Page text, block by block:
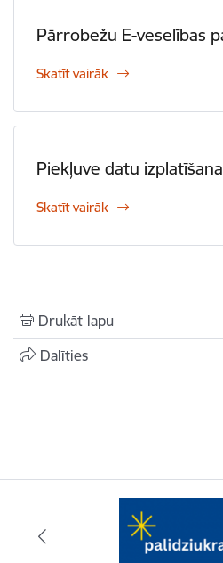
Pārrobežu E-veselības
Skatīt vairāk
Piekļuve datu
Skatīt vairāk
Drukāt lapu
Dalīties